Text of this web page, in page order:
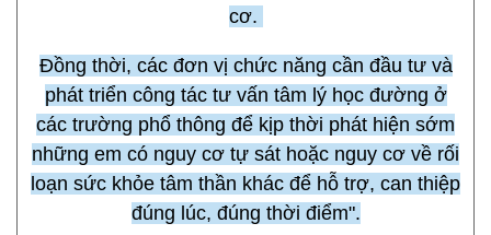
cơ.
Đồng thời, các đơn vị chức năng cần đầu tư và
phát triển công tác tư vấn tâm lý học đường ở
các trường phổ thông để kịp thời phát hiện sớm
những em có nguy cơ tự sát hoặc nguy cơ về rối
loạn sức khỏe tâm thần khác để hỗ trợ, can thiệp
đúng lúc, đúng thời điểm".